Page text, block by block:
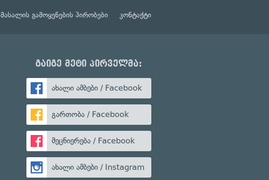
მასალის გამოყენების პირობები კონტაქტი
გაიგე მეტი პირველმა:
ახალი ამბები / Facebook
გართობა / Facebook
მეცნიერება / Facebook
ახალი ამბები / Instagram